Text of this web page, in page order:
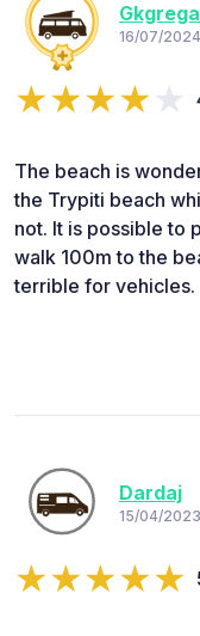
Gkgrega
16/07/2024
The beach is
the Trypiti beach
not. It is possible to
walk 100m to the
terrible for vehicles.
Dardaj
15/04/2023